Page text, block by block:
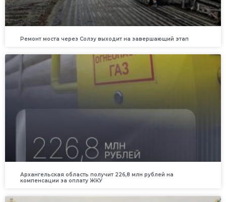
Ремонт моста через Солзу выходит на завершающий этап
Архангельская область получит 226,8 млн рублей на
компенсации за оплату ЖКУ